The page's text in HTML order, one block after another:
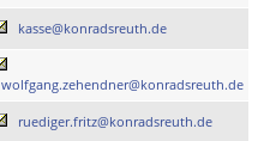
kasse@konradsreuth.de
wolfgang.zehendner@konradsreuth.de
ruediger.fritz@konradsreuth.de